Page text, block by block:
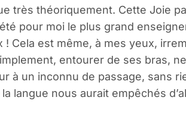
très théoriquement. Cette Joie
pour moi le plus grand
Cela est même, à mes yeux,
entourer de ses bras,
à un inconnu de passage, sans
langue nous aurait empêchés